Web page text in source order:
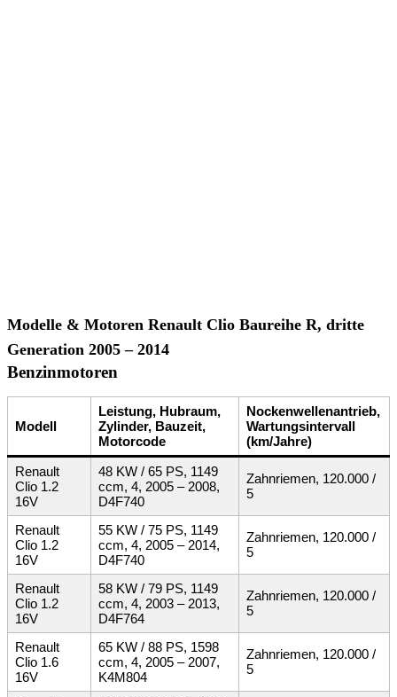
Modelle & Motoren Renault Clio Baureihe R, dritte
Generation 2005 – 2014
Benzinmotoren
Modell
Leistung, Hubraum,
Zylinder, Bauzeit,
Motorcode
Nockenwellenantrieb,
Wartungsintervall
(km/Jahre)
Renault
Clio 1.2
16V
48 KW / 65 PS, 1149
ccm, 4, 2005 – 2008,
D4F740
Zahnriemen, 120.000 /
5
Renault
Clio 1.2
16V
55 KW / 75 PS, 1149
ccm, 4, 2005 – 2014,
D4F740
Zahnriemen, 120.000 /
5
Renault
Clio 1.2
16V
58 KW / 79 PS, 1149
ccm, 4, 2003 – 2013,
D4F764
Zahnriemen, 120.000 /
5
Renault
Clio 1.6
16V
65 KW / 88 PS, 1598
ccm, 4, 2005 – 2007,
K4M804
Zahnriemen, 120.000 /
5